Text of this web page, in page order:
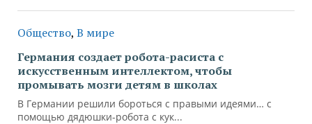
Общество, В мире
Германия создает робота-расиста с
искусственным интеллектом, чтобы
промывать мозги детям в школах
В Германии решили бороться с правыми идеями… с
помощью дядюшки-робота с кук...